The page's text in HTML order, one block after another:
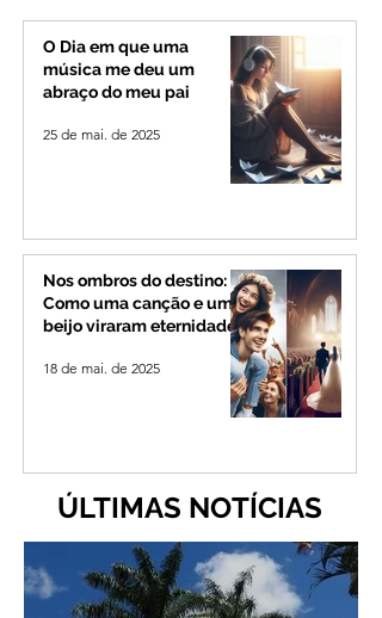
Alto Paranaíba
O Dia em que uma
música me deu um
abraço do meu pai
25 de mai. de 2025
Nos ombros do destino:
Como uma canção e um
beijo viraram eternidade
18 de mai. de 2025
ÚLTIMAS NOTÍCIAS